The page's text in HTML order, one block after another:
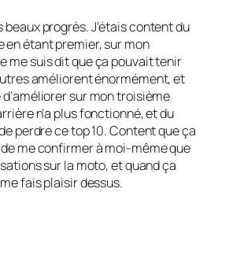
beaux progrès. J’étais content du
en étant premier, sur mon
me suis dit que ça pouvait tenir
améliorent énormément, et
d’améliorer sur mon troisième
n’a plus fonctionné, et du
perdre ce top 10. Content que ça
me confirmer à moi-même que
sur la moto, et quand ça
fais plaisir dessus.